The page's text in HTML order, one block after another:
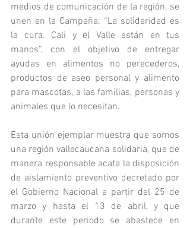
medios de comunicación de la región, se
unen en la Campaña: “La solidaridad es
la cura. Cali y el Valle están en tus
manos”, con el objetivo de entregar
ayudas en alimentos no perecederos,
productos de aseo personal y alimento
para mascotas, a las familias, personas y
animales que lo necesitan.
Esta unión ejemplar muestra que somos
una región vallecaucana solidaria, que de
manera responsable acata la disposición
de aislamiento preventivo decretado por
el Gobierno Nacional a partir del 25 de
marzo y hasta el 13 de abril, y que
durante este periodo se abastece en